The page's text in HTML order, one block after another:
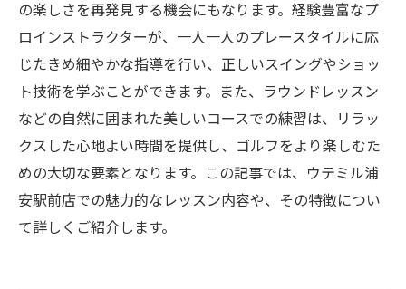
の楽しさを再発見する機会にもなります。経験豊富なプ
ロインストラクターが、一人一人のプレースタイルに応
じたきめ細やかな指導を行い、正しいスイングやショッ
ト技術を学ぶことができます。また、ラウンドレッスン
などの自然に囲まれた美しいコースでの練習は、リラッ
クスした心地よい時間を提供し、ゴルフをより楽しむた
めの大切な要素となります。この記事では、ウテミル浦
安駅前店での魅力的なレッスン内容や、その特徴につい
て詳しくご紹介します。